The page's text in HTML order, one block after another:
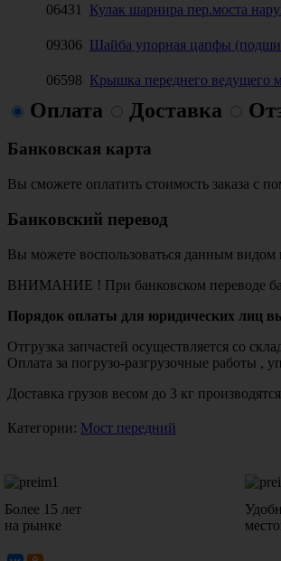
06431
Кулак шарнира пер.моста
09306 Шайба упорная цапфы
06598 Крышка переднего ведущего
Оплата Доставка
Банковская карта
Вы сможете оплатить стоимость заказа с
Банковский перевод
Вы можете воспользоваться данным видом
ВНИМАНИЕ ! При банковском переводе
Порядок оплаты для юридических лиц
Отгрузка запчастей осуществляется со
Оплата за погрузо-разгрузочные работы ,
Доставка грузов весом до 3 кг
Категории: Мост передний
Более 15 лет
на рынке